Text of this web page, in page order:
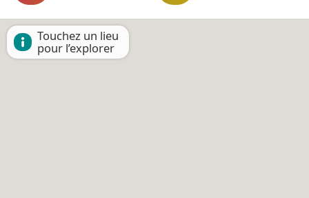
Touchez un lieu
pour l’explorer